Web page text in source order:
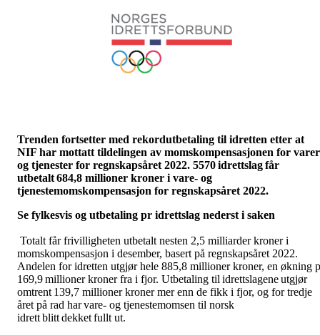
Trenden fortsetter med rekordutbetaling til idretten etter at
NIF har mottatt tildelingen av momskompensasjonen for varer
og tjenester for regnskapsåret 2022. 5570 idrettslag får
utbetalt 684,8 millioner kroner i vare- og
tjenestemomskompensasjon for regnskapsåret 2022.
Se fylkesvis og utbetaling pr idrettslag nederst i saken
Totalt får frivilligheten utbetalt nesten 2,5 milliarder kroner i
momskompensasjon i desember, basert på regnskapsåret 2022.
Andelen for idretten utgjør hele 885,8 millioner kroner, en økning
169,9 millioner kroner fra i fjor. Utbetaling til idrettslagene utgjør
omtrent 139,7 millioner kroner mer enn de fikk i fjor, og for tredje
året på rad har vare- og tjenestemomsen til norsk
idrett blitt dekket fullt ut.